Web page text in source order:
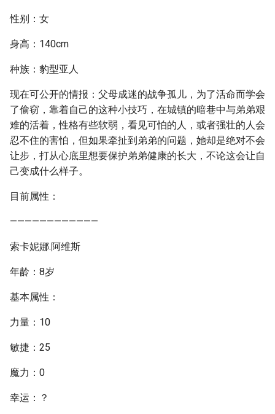
性别：女
身高：140cm
种族：豹型亚人
现在可公开的情报：父母成迷的战争孤儿，为了活命而学会
了偷窃，靠着自己的这种小技巧，在城镇的暗巷中与弟弟艰
难的活着，性格有些软弱，看见可怕的人，或者强壮的人会
忍不住的害怕，但如果牵扯到弟弟的问题，她却是绝对不会
让步，打从心底里想要保护弟弟健康的长大，不论这会让自
己变成什么样子。
目前属性：
————————————
索卡妮娜.阿维斯
年龄：8岁
基本属性：
力量：10
敏捷：25
魔力：0
幸运：？